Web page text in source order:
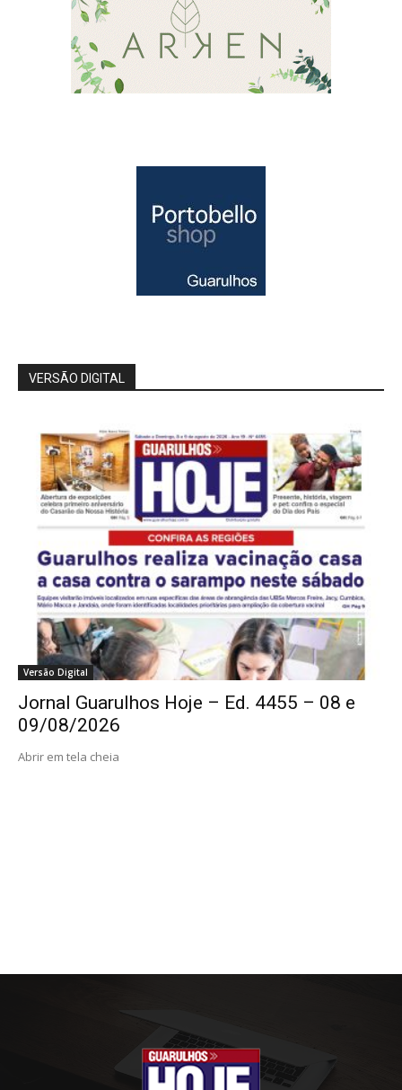
VERSÃO DIGITAL
Versão Digital
Jornal Guarulhos Hoje – Ed. 4455 – 08 e
09/08/2026
Abrir em tela cheia